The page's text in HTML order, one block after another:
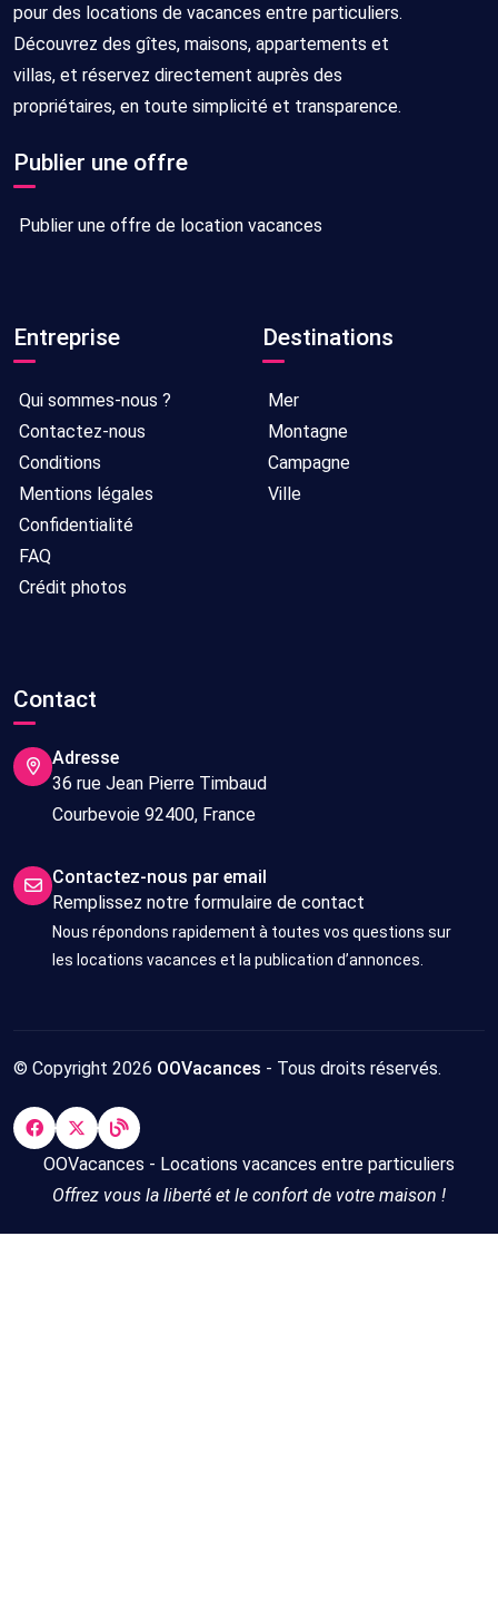
pour des locations de vacances entre particuliers.
Découvrez des gîtes, maisons, appartements et
villas, et réservez directement auprès des
propriétaires, en toute simplicité et transparence.
Publier une offre
Publier une offre de location vacances
Entreprise
Qui sommes-nous ?
Contactez-nous
Conditions
Mentions légales
Confidentialité
FAQ
Crédit photos
Destinations
Mer
Montagne
Campagne
Ville
Contact
Adresse
36 rue Jean Pierre Timbaud
Courbevoie 92400, France
Contactez-nous par email
Remplissez notre formulaire de contact
Nous répondons rapidement à toutes vos questions sur
les locations vacances et la publication d’annonces.
© Copyright 2026 OOVacances - Tous droits réservés.
OOVacances - Locations vacances entre particuliers
Offrez vous la liberté et le confort de votre maison !